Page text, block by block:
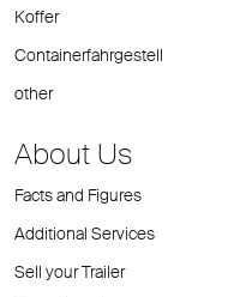
Koffer
Containerfahrgestell
other
About Us
Facts and Figures
Additional Services
Sell your Trailer